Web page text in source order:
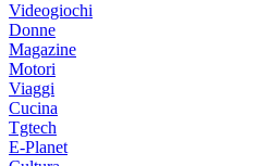
Videogiochi
Donne
Magazine
Motori
Viaggi
Cucina
Tgtech
E-Planet